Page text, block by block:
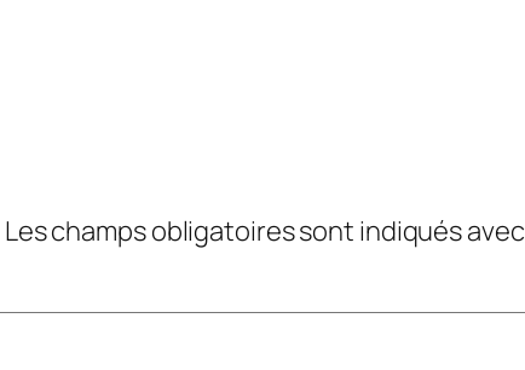
Les champs obligatoires sont indiqués